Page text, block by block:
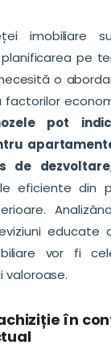
imobiliare
pe
o
factorilor
pot
de dezvoltare
eficiente din
educate
vor fi
valoroase.
în